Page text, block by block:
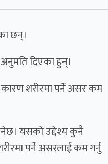
छन्।
दिएका हुन्।
कारण शरीरमा पर्ने असर कम
हुनेछ। यसको उद्देश्य कुनै
पर्ने असरलाई कम गर्नु